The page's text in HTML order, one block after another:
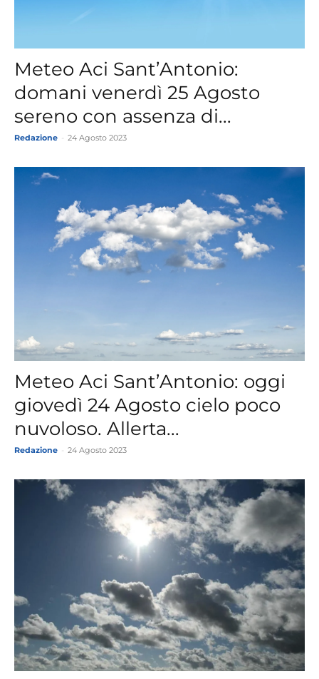
Meteo Aci Sant’Antonio:
domani venerdì 25 Agosto
sereno con assenza di...
Redazione 24 Agosto 2023
Meteo Aci Sant’Antonio: oggi
giovedì 24 Agosto cielo poco
nuvoloso. Allerta...
Redazione 24 Agosto 2023